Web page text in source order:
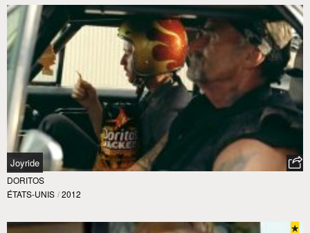
Joyride
DORITOS
ÉTATS-UNIS / 2012